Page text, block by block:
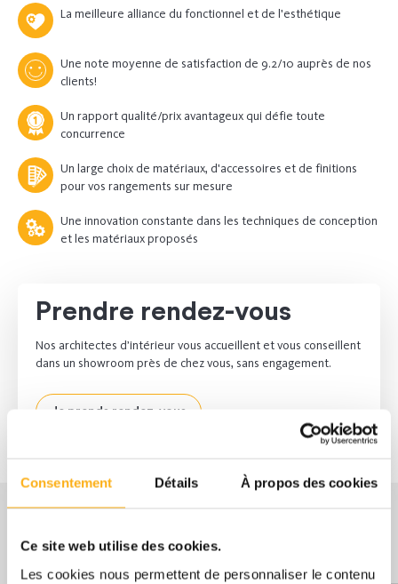
Consentement Détails À propos des cookies
Ce site web utilise des cookies.
Les cookies nous permettent de personnaliser le contenu
La meilleure alliance du fonctionnel et de l'esthétique
Une note moyenne de satisfaction de 9.2/10 auprès de nos
clients!
Un rapport qualité/prix avantageux qui défie toute
concurrence
Un large choix de matériaux, d'accessoires et de finitions
pour vos rangements sur mesure
Une innovation constante dans les techniques de conception
et les matériaux proposés
Prendre rendez-vous
Nos architectes d’intérieur vous accueillent et vous conseillent
dans un showroom près de chez vous, sans engagement.
Je prends rendez-vous
Ce quenos clientsnous disent